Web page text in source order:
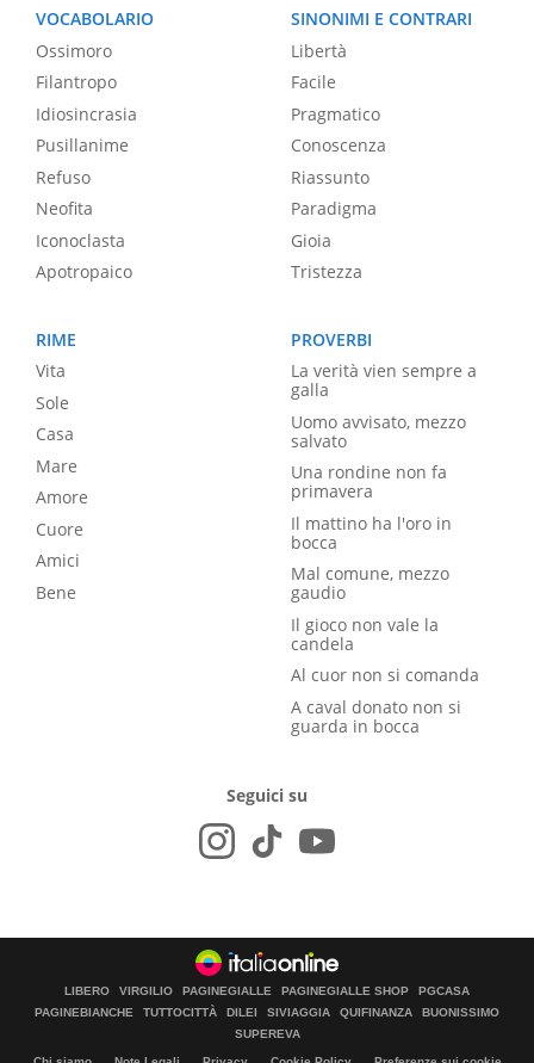
VOCABOLARIO
Ossimoro
Filantropo
Idiosincrasia
Pusillanime
Refuso
Neofita
Iconoclasta
Apotropaico
SINONIMI E CONTRARI
Libertà
Facile
Pragmatico
Conoscenza
Riassunto
Paradigma
Gioia
Tristezza
RIME
Vita
Sole
Casa
Mare
Amore
Cuore
Amici
Bene
PROVERBI
La verità vien sempre a
galla
Uomo avvisato, mezzo
salvato
Una rondine non fa
primavera
Il mattino ha l'oro in
bocca
Mal comune, mezzo
gaudio
Il gioco non vale la
candela
Al cuor non si comanda
A caval donato non si
guarda in bocca
Seguici su
LIBERO VIRGILIO PAGINEGIALLE PAGINEGIALLE SHOP
PGCASA
PAGINEBIANCHE
TUTTOCITTÀ DILEI SIVIAGGIA QUIFINANZA
BUONISSIMO
SUPEREVA